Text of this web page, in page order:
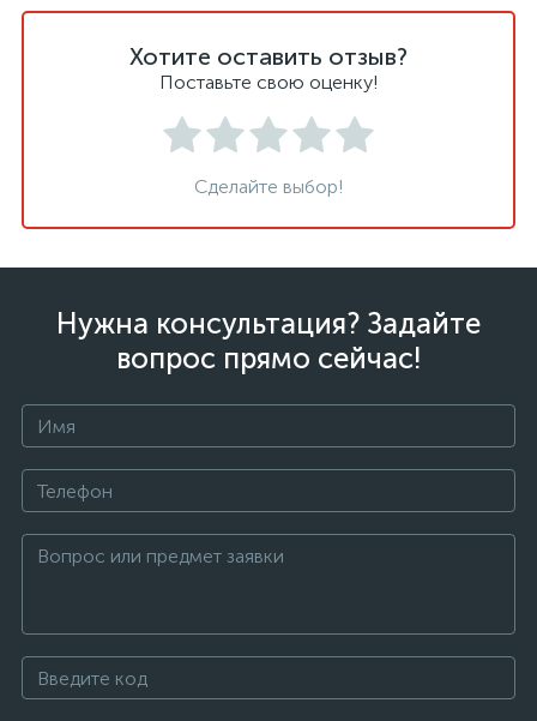
Хотите оставить отзыв?
Поставьте свою оценку!
Сделайте выбор!
Нужна консультация? Задайте
вопрос прямо сейчас!